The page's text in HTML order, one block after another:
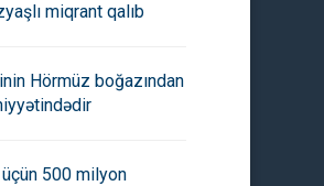
miqrant qalıb
Hörmüz boğazından
500 milyon